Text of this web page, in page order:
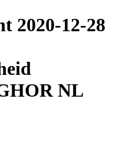
2020-12-28
NL